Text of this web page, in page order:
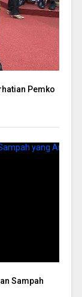
Pemko
Sampah